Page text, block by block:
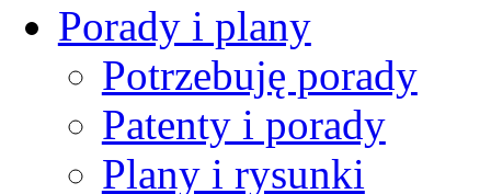
Porady i plany
Potrzebuję porady
Patenty i porady
Plany i rysunki